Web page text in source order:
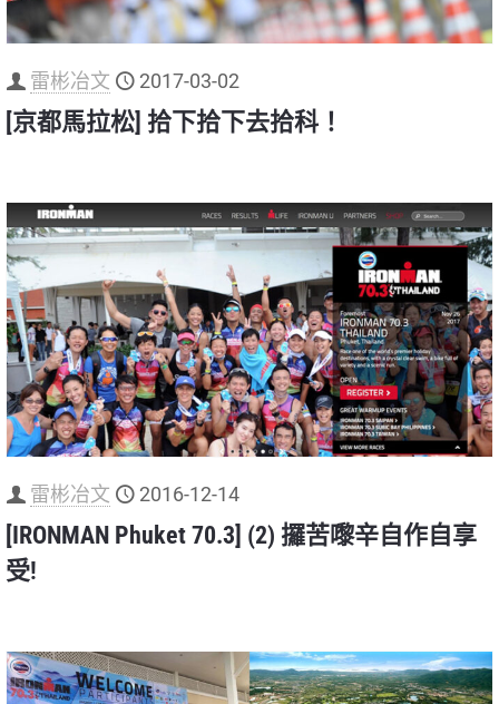
雷彬冶文 2017-03-02
[京都馬拉松] 拾下拾下去拾科！
雷彬冶文 2016-12-14
[IRONMAN Phuket 70.3] (2) 攞苦嚟辛自作自享
受!